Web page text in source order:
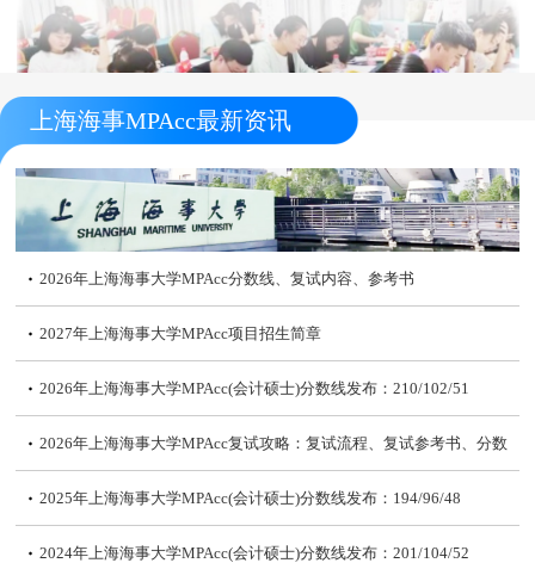
上海海事MPAcc最新资讯
2026年上海海事大学MPAcc分数线、复试内容、参考书
2027年上海海事大学MPAcc项目招生简章
2026年上海海事大学MPAcc(会计硕士)分数线发布：210/102/51
2026年上海海事大学MPAcc复试攻略：复试流程、复试参考书、分数
线 2025年上海海事大学MPAcc(会计硕士)分数线发布：194/96/48
2024年上海海事大学MPAcc(会计硕士)分数线发布：201/104/52